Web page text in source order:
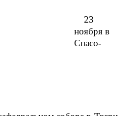
23
ноября в
Спасо-